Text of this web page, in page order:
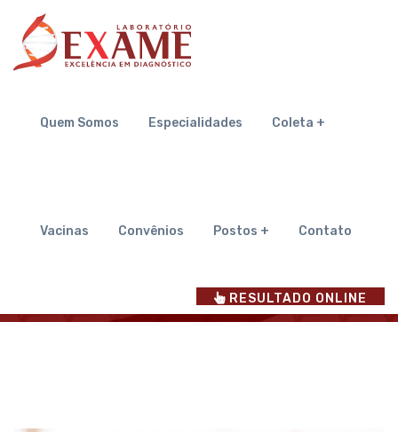
Quem Somos Especialidades Coleta +
Vacinas Convênios Postos + Contato
RESULTADO ONLINE
Fique Ligado